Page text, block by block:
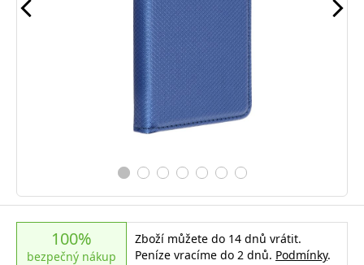
100%
bezpečný nákup
Zboží můžete do 14 dnů vrátit.
Peníze vracíme do 2 dnů. Podmínky.